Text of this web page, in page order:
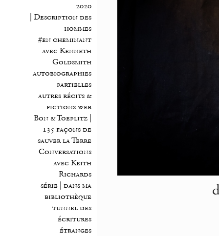
2020
| Description des
hommes
#en cheminant
avec Kenneth
Goldsmith
autobiographies
partielles
autres récits &
fictions web
Bon & Toeplitz |
135 façons de
sauver la Terre
Conversations
avec Keith
Richards
série | dans ma
bibliothèque
tunnel des
écritures
étranges